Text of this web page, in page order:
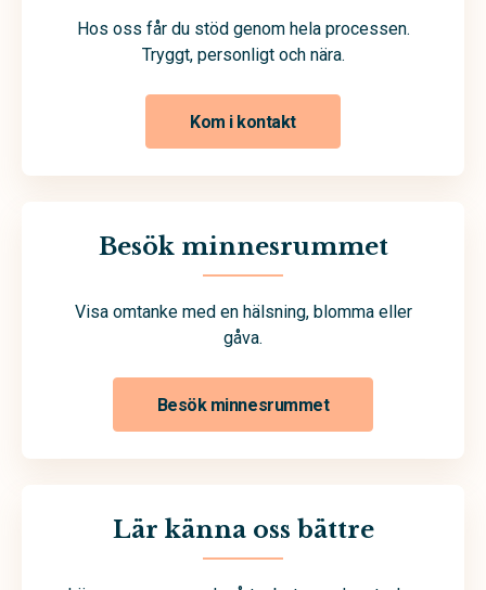
Hos oss får du stöd genom hela processen.
Tryggt, personligt och nära.
Kom i kontakt
Besök minnesrummet
Visa omtanke med en hälsning, blomma eller
gåva.
Besök minnesrummet
Lär känna oss bättre